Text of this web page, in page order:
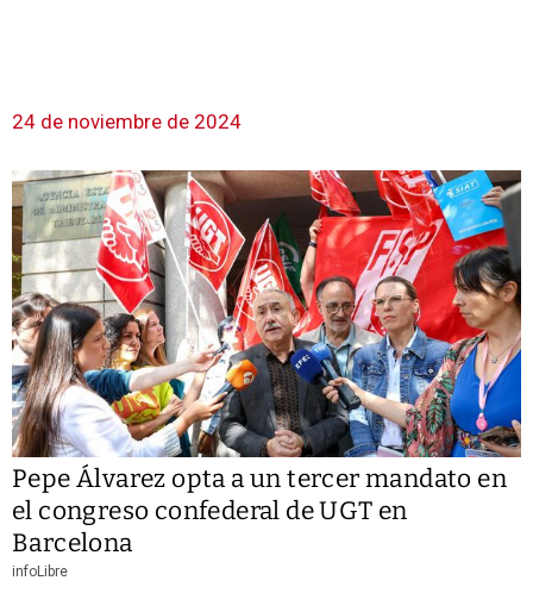
24 de noviembre de 2024
Pepe Álvarez opta a un tercer mandato en
el congreso confederal de UGT en
Barcelona
infoLibre